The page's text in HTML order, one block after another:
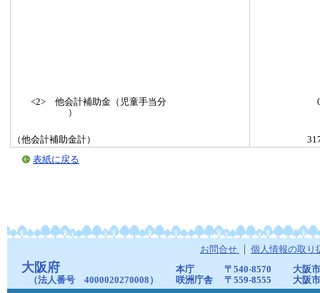
<2> 他会計補助金（児童手当分
）
（他会計補助金計）
表紙に戻る
お問合せ 個人情報の取り
大阪府
（法人番号 4000020270008）
本庁 〒540-8570
大阪
咲洲庁舎
〒559-8555
大阪